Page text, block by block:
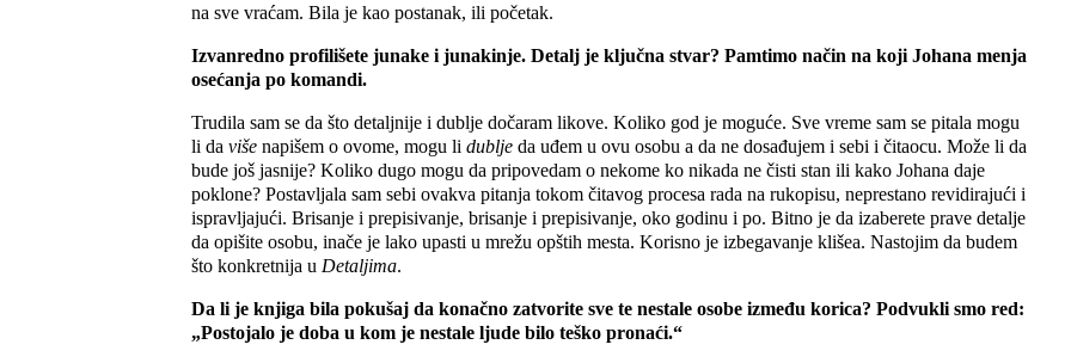
na sve vraćam. Bila je kao postanak, ili početak.
Izvanredno profilišete junake i junakinje. Detalj je ključna stvar? Pamtimo način na koji Johana menja
osećanja po komandi.
Trudila sam se da što detaljnije i dublje dočaram likove. Koliko god je moguće. Sve vreme sam se pitala mogu
li da više napišem o ovome, mogu li dublje da uđem u ovu osobu a da ne dosađujem i sebi i čitaocu. Može li da
bude još jasnije? Koliko dugo mogu da pripovedam o nekome ko nikada ne čisti stan ili kako Johana daje
poklone? Postavljala sam sebi ovakva pitanja tokom čitavog procesa rada na rukopisu, neprestano revidirajući i
ispravljajući. Brisanje i prepisivanje, brisanje i prepisivanje, oko godinu i po. Bitno je da izaberete prave detalje
da opišite osobu, inače je lako upasti u mrežu opštih mesta. Korisno je izbegavanje klišea. Nastojim da budem
što konkretnija u Detaljima.
Da li je knjiga bila pokušaj da konačno zatvorite sve te nestale osobe između korica? Podvukli smo red:
„Postojalo je doba u kom je nestale ljude bilo teško pronaći.“